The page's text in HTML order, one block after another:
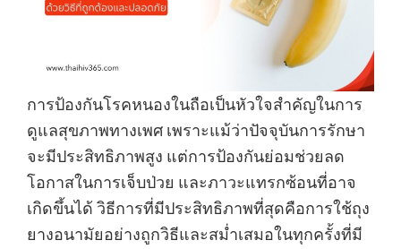
การป้องกันโรคหนองในถือเป็นหัวใจสำคัญในการ
ดูแลสุขภาพทางเพศ เพราะแม้ว่าปัจจุบันการรักษา
จะมีประสิทธิภาพสูง แต่การป้องกันย่อมช่วยลด
โอกาสในการเจ็บป่วย และภาวะแทรกซ้อนที่อาจ
เกิดขึ้นได้ วิธีการที่มีประสิทธิภาพที่สุดคือการใช้ถุง
ยางอนามัยอย่างถูกวิธีและสม่ำเสมอในทุกครั้งที่มี